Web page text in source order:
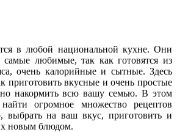
в любой национальной кухне. Они
любимые, так как готовятся из
очень калорийные и сытные. Здесь
приготовить вкусные и очень простые
накормить всю вашу семью. В этом
огромное множество рецептов
на ваш вкус, приготовить и
новым блюдом.